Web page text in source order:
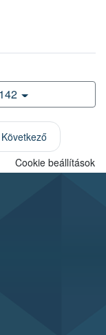
Következő
Cookie beállítások